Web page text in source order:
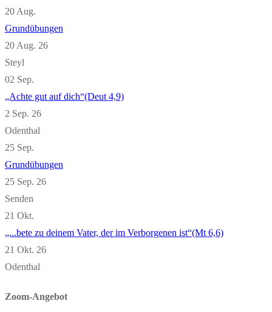
20 Aug.
Grundübungen
20 Aug. 26
Steyl
02 Sep.
„Achte gut auf dich“(Deut 4,9)
2 Sep. 26
Odenthal
25 Sep.
Grundübungen
25 Sep. 26
Senden
21 Okt.
„...bete zu deinem Vater, der im Verborgenen ist“(Mt 6,6)
21 Okt. 26
Odenthal
Zoom-Angebot